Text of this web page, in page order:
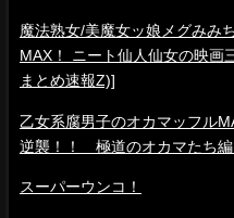
魔法熟女/美魔女ッ娘メグみみ
MAX！ ニート仙人仙女の映画
まとめ速報Z)]
乙女系腐男子のオカマッフル
逆襲！！ 極道のオカマたち編
スーパーウンコ！